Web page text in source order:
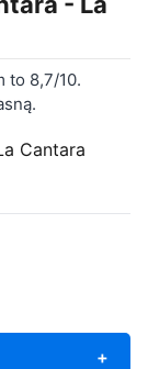
to 8,7/10.
Cantara
+